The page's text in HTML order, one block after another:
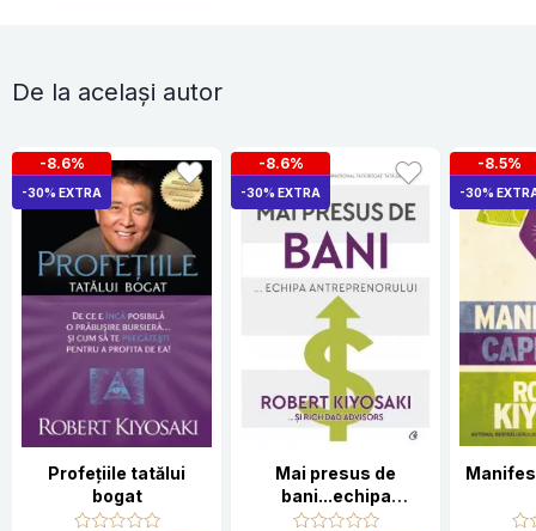
De la același autor
-8.6%
-30% EXTRA
Profețiile tatălui
bogat
-8.6%
-30% EXTRA
Mai presus de
bani...echipa
antreprenorului
-8.5%
-30%